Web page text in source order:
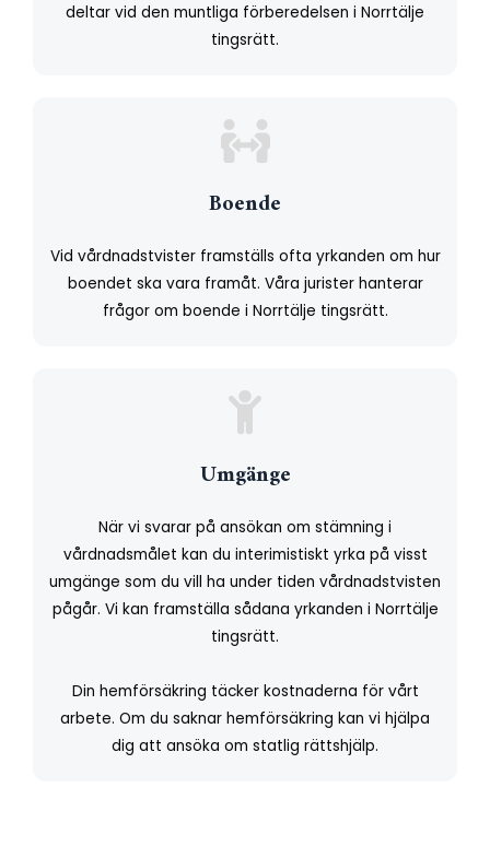
deltar vid den muntliga förberedelsen i Norrtälje
tingsrätt.
Boende
Vid vårdnadstvister framställs ofta yrkanden om hur
boendet ska vara framåt. Våra jurister hanterar
frågor om boende i Norrtälje tingsrätt.
Umgänge
När vi svarar på ansökan om stämning i
vårdnadsmålet kan du interimistiskt yrka på visst
umgänge som du vill ha under tiden vårdnadstvisten
pågår. Vi kan framställa sådana yrkanden i Norrtälje
tingsrätt.
Din hemförsäkring täcker kostnaderna för vårt
arbete. Om du saknar hemförsäkring kan vi hjälpa
dig att ansöka om statlig rättshjälp.